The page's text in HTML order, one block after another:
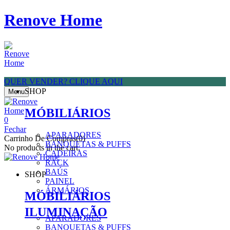
Renove Home
SHOP
MÓBILIÁRIOS
APARADORES
BANQUETAS & PUFFS
CADEIRAS
RACK
BAÚS
PAINEL
ÁRMÁRIOS
ILUMINAÇÃO
QUER VENDER? CLIQUE AQUI
Menu
0
Fechar
Carrinho De Compras(0)
No products in the cart.
SHOP
MÓBILIÁRIOS
APARADORES
BANQUETAS & PUFFS